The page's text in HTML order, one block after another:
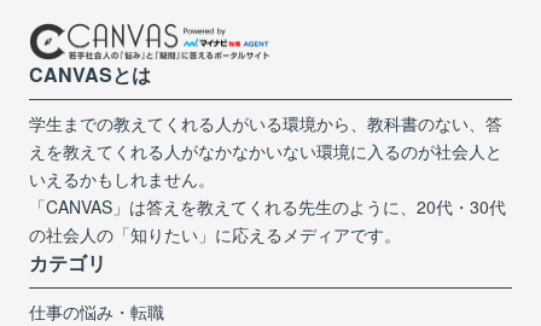
CANVASとは
学生までの教えてくれる人がいる環境から、教科書のない、答
えを教えてくれる人がなかなかいない環境に入るのが社会人と
いえるかもしれません。
「CANVAS」は答えを教えてくれる先生のように、20代・30代
の社会人の「知りたい」に応えるメディアです。
カテゴリ
仕事の悩み・転職